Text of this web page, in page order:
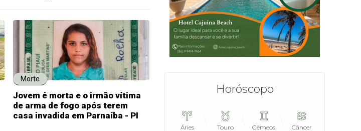
Morte
Jovem é morta e o irmão vítima
de arma de fogo após terem
casa invadida em Parnaíba - PI
Horóscopo
Áries Touro Gêmeos Câncer